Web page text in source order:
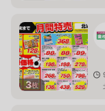
3枚